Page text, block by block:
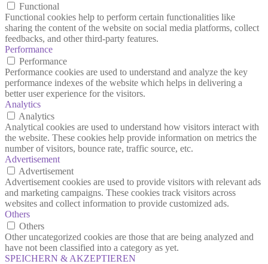
Functional
Functional cookies help to perform certain functionalities like
sharing the content of the website on social media platforms, collect
feedbacks, and other third-party features.
Performance
Performance
Performance cookies are used to understand and analyze the key
performance indexes of the website which helps in delivering a
better user experience for the visitors.
Analytics
Analytics
Analytical cookies are used to understand how visitors interact with
the website. These cookies help provide information on metrics the
number of visitors, bounce rate, traffic source, etc.
Advertisement
Advertisement
Advertisement cookies are used to provide visitors with relevant ads
and marketing campaigns. These cookies track visitors across
websites and collect information to provide customized ads.
Others
Others
Other uncategorized cookies are those that are being analyzed and
have not been classified into a category as yet.
SPEICHERN & AKZEPTIEREN